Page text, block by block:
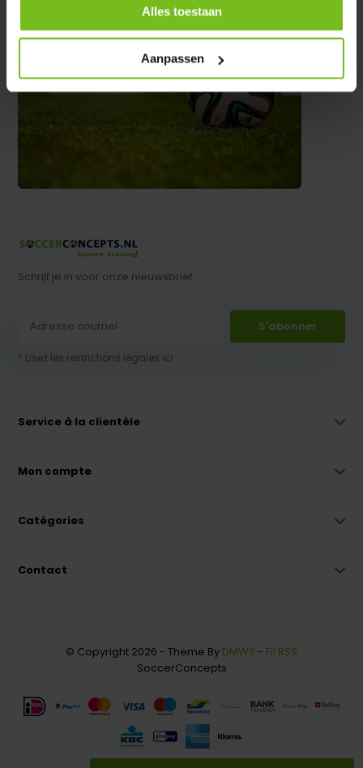
Alles toestaan
Aanpassen
Schrijf je in voor onze nieuwsbrief
S'abonner
* Lisez les restrictions légales ici
Service à la clientèle
Mon compte
Catégories
Contact
© Copyright 2026 - Theme By DMWS - Fil RSS
SoccerConcepts